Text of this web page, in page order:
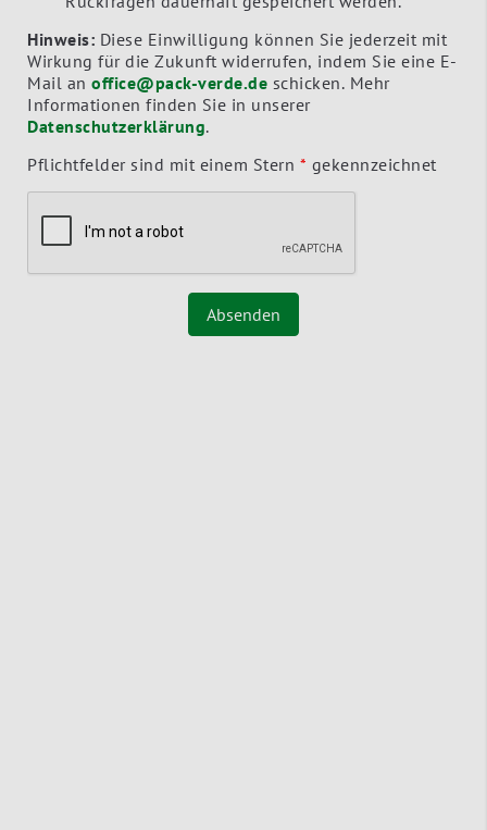
Hinweis: Diese Einwilligung können Sie jederzeit mit
Wirkung für die Zukunft widerrufen, indem Sie eine E-
Mail an office@pack-verde.de
Informationen finden Sie in unserer
Datenschutzerklärung.
Pflichtfelder sind mit einem Stern * gekennzeichnet
Absenden